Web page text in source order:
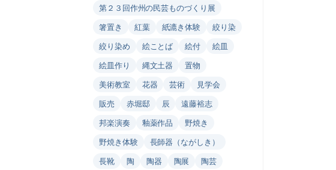
第２３回作州の民芸ものづくり展
箸置き
紅葉 紙漉き体験
絞り染
絞り染め
絵ことば 絵付
絵皿
絵皿作り
縄文土器
置物
美術教室
花器 芸術
見学会
販売
赤堀邸 辰
遠藤裕志
邦楽演奏
釉薬作品
野焼き
野焼き体験
長師器（ながしき）
長靴
陶 陶器 陶展
陶芸